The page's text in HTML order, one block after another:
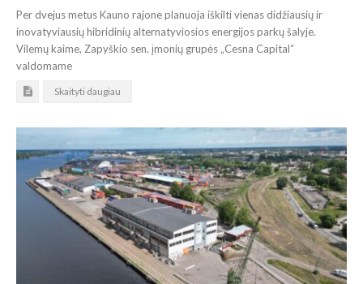
Per dvejus metus Kauno rajone planuoja iškilti vienas didžiausių ir
inovatyviausių hibridinių alternatyviosios energijos parkų šalyje.
Vilemų kaime, Zapyškio sen. įmonių grupės „Cesna Capital“
valdomame
Skaityti daugiau